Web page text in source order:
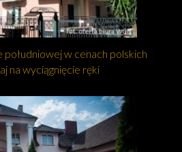
w cenach polskich
na wyciągnięcie ręki